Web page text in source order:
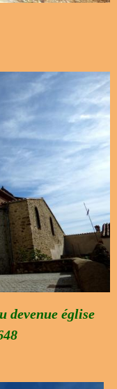
devenue église